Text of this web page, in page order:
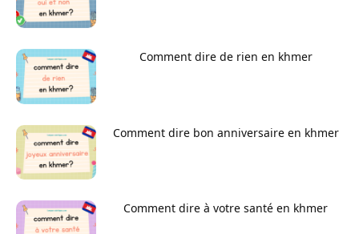
Comment dire de rien en khmer
Comment dire bon anniversaire en khmer
Comment dire à votre santé en khmer